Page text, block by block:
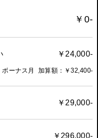
￥0-
￥24,000-
ボーナス月 加算額：￥32,400-
￥29,000-
￥296,000-